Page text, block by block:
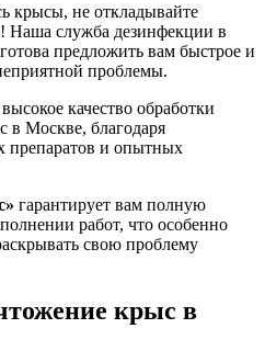
крысы, не откладывайте
Наша служба дезинфекции в
готова предложить вам быстрое и
проблемы.
качество обработки
в Москве, благодаря
препаратов и опытных
гарантирует вам полную
работ, что особенно
свою проблему
крыс в